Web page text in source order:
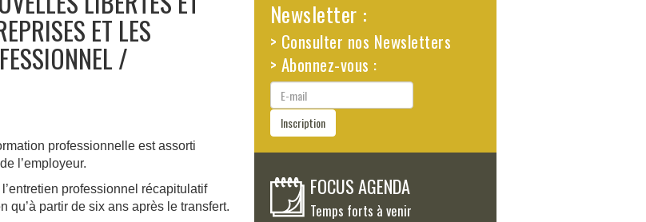
ET LES
professionnelle est assorti
l’employeur.
professionnel récapitulatif
partir de six ans après le transfert.
Newsletter :
> Consulter nos Newsletters
> Abonnez-vous :
E-
mail
Inscription
FOCUS AGENDA
Temps forts à venir